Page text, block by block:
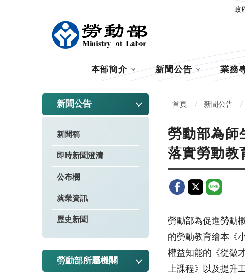
政
本部簡介 新聞公告 業務
新聞公告
新聞稿
即時新聞澄清
公布欄
就業資訊
歷史新聞
勞動部所屬機關
首頁 新聞公告
勞動部為師
落實勞動教
勞動部為促進勞動
的勞動教育繪本《
權益知能的《從徵
上課程》以及提升